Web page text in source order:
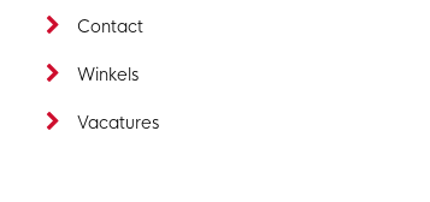
Contact
Winkels
Vacatures